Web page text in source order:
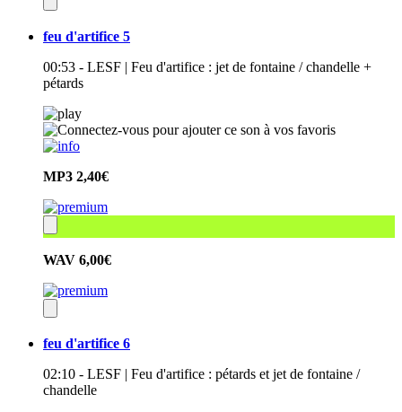
feu d'artifice 5
00:53 - LESF | Feu d'artifice : jet de fontaine / chandelle +
pétards
MP3 2,40€
WAV 6,00€
feu d'artifice 6
02:10 - LESF | Feu d'artifice : pétards et jet de fontaine /
chandelle